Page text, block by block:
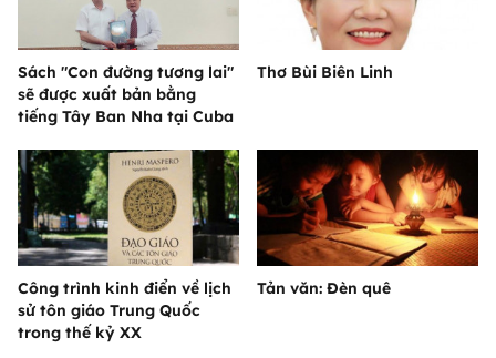
Sách "Con đường tương lai"
sẽ được xuất bản bằng
tiếng Tây Ban Nha tại Cuba
Thơ Bùi Biên Linh
Công trình kinh điển về lịch
sử tôn giáo Trung Quốc
trong thế kỷ XX
Tản văn: Đèn quê